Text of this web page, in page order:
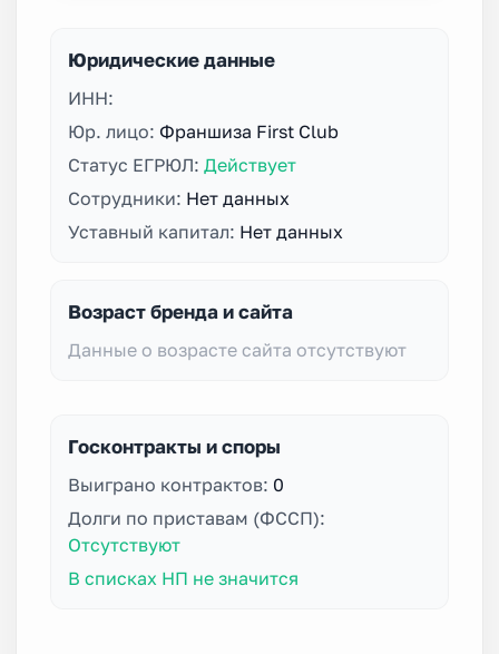
Юридические данные
ИНН:
Юр. лицо: Франшиза First Club
Статус ЕГРЮЛ: Действует
Сотрудники: Нет данных
Уставный капитал: Нет данных
Возраст бренда и сайта
Данные о возрасте сайта отсутствуют
Госконтракты и споры
Выиграно контрактов: 0
Долги по приставам (ФССП):
Отсутствуют
В списках НП не значится